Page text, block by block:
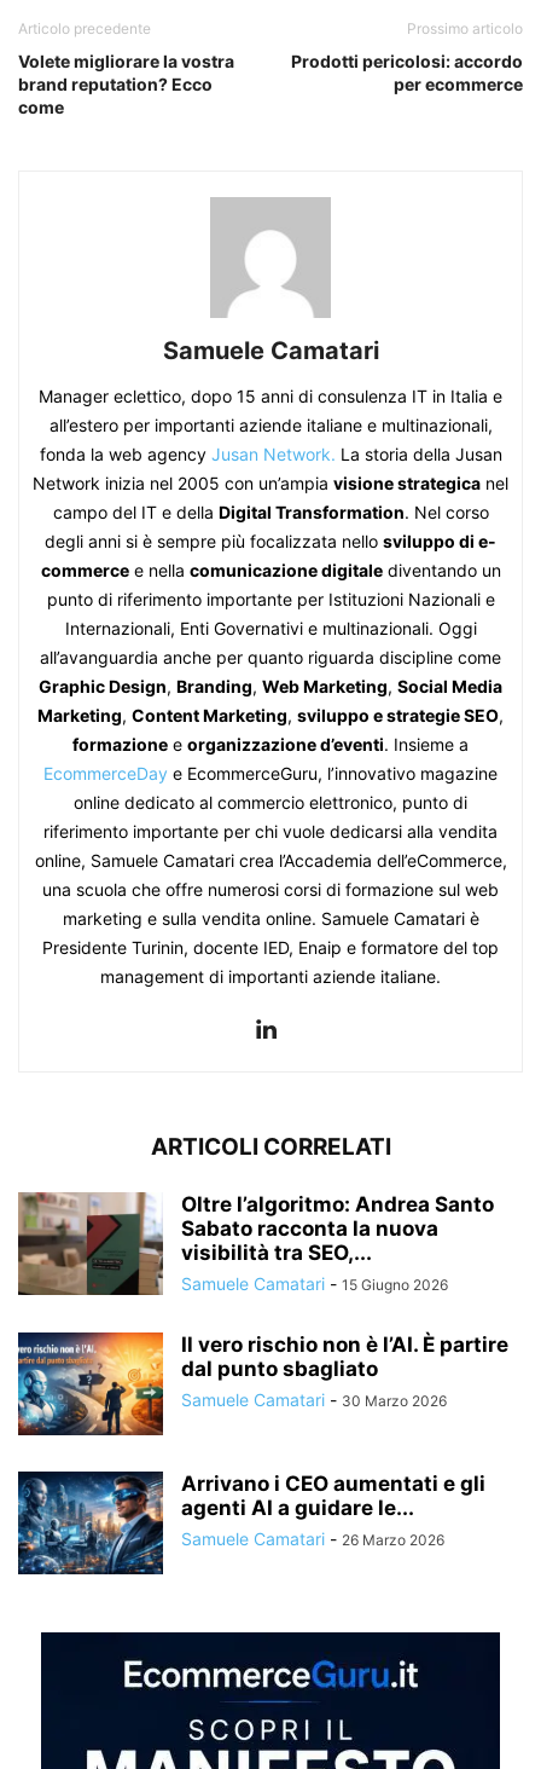
Articolo precedente
Volete migliorare la vostra
brand reputation? Ecco
come
Prossimo articolo
Prodotti pericolosi: accordo
per ecommerce
Samuele Camatari
Manager eclettico, dopo 15 anni di consulenza IT in Italia e
all’estero per importanti aziende italiane e multinazionali,
fonda la web agency Jusan Network. La storia della Jusan
Network inizia nel 2005 con un’ampia visione strategica nel
campo del IT e della Digital Transformation. Nel corso
degli anni si è sempre più focalizzata nello sviluppo di e-
commercee nella comunicazione digitalediventando un
punto di riferimento importante per Istituzioni Nazionali e
Internazionali, Enti Governativi e multinazionali. Oggi
all’avanguardia anche per quanto riguarda discipline come
Graphic Design, Branding, Web Marketing, Social Media
Marketing, Content Marketing, sviluppo e strategie SEO,
formazione e organizzazione d’eventi. Insieme a
EcommerceDay e EcommerceGuru, l’innovativo magazine
online dedicato al commercio elettronico, punto di
riferimento importante per chi vuole dedicarsi alla vendita
online, Samuele Camatari crea l’Accademia dell’eCommerce,
una scuola che offre numerosi corsi di formazione sul web
marketing e sulla vendita online. Samuele Camatari è
Presidente Turinin, docente IED, Enaip e formatore del top
management di importanti aziende italiane.
ARTICOLI CORRELATI
Oltre l’algoritmo: Andrea Santo
Sabato racconta la nuova
visibilità tra SEO,...
Samuele Camatari - 15 Giugno 2026
Il vero rischio non è l’AI. È partire
dal punto sbagliato
Samuele Camatari - 30 Marzo 2026
Arrivano i CEO aumentati e gli
agenti AI a guidare le...
Samuele Camatari - 26 Marzo 2026